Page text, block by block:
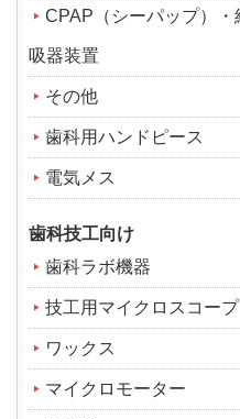
CPAP（シーパップ）
吸器装置
その他
歯科用ハンドピース
電気メス
歯科技工向け
歯科ラボ機器
技工用マイクロスコープ
ワックス
マイクロモーター